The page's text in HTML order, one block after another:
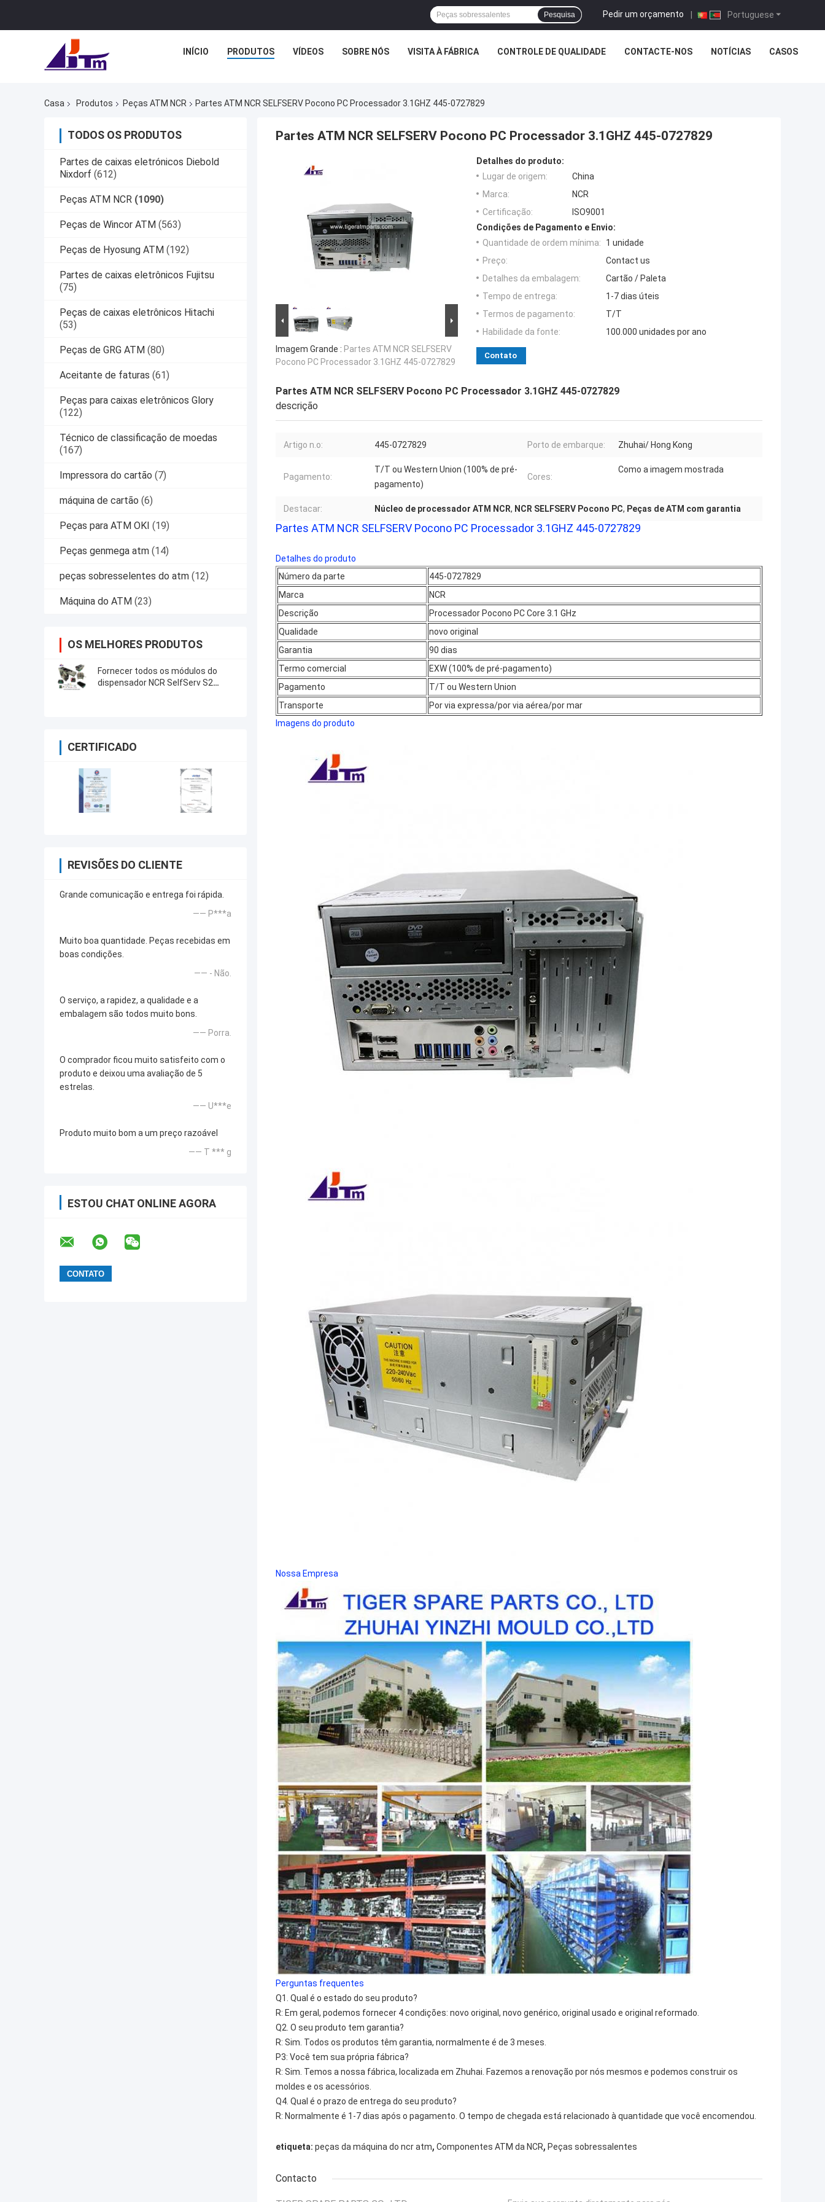
Portuguese
Pedir um orçamento |
Pesquisa
INÍCIO PRODUTOS VÍDEOS SOBRE NÓS VISITA À FÁBRICA CONTROLE DE QUALIDADE CONTACTE-NOS NOTÍCIAS CASOS
Casa Produtos Peças ATM NCR Partes ATM NCR SELFSERV Pocono PC Processador 3.1GHZ 445-0727829
TODOS OS PRODUTOS
Partes de caixas eletrónicos Diebold
Nixdorf (612)
Peças ATM NCR (1090)
Peças de Wincor ATM (563)
Peças de Hyosung ATM (192)
Partes de caixas eletrônicos Fujitsu
(75)
Peças de caixas eletrônicos Hitachi
(53)
Peças de GRG ATM (80)
Aceitante de faturas (61)
Peças para caixas eletrônicos Glory
(122)
Técnico de classificação de moedas
(167)
Impressora do cartão (7)
máquina de cartão (6)
Peças para ATM OKI (19)
Peças genmega atm (14)
peças sobresselentes do atm (12)
Máquina do ATM (23)
OS MELHORES PRODUTOS
Fornecer todos os módulos do
dispensador NCR SelfServ S2
CERTIFICADO
REVISÕES DO CLIENTE
Grande comunicação e entrega foi rápida.
—— P***a
Muito boa quantidade. Peças recebidas em
boas condições.
—— - Não.
O serviço, a rapidez, a qualidade e a
embalagem são todos muito bons.
—— Porra.
O comprador ficou muito satisfeito com o
produto e deixou uma avaliação de 5
estrelas.
—— U***e
Produto muito bom a um preço razoável
—— T *** g
ESTOU CHAT ONLINE AGORA
Partes ATM NCR SELFSERV Pocono PC Processador 3.1GHZ 445-0727829
Imagem Grande : Partes ATM NCR SELFSERV
Pocono PC Processador 3.1GHZ 445-0727829
Detalhes do produto:
Lugar de origem:
China
Marca:
NCR
Certificação:
ISO9001
Condições de Pagamento e Envio:
Quantidade de ordem mínima:
1 unidade
Preço:
Contact us
Detalhes da embalagem:
Cartão / Paleta
Tempo de entrega:
1-7 dias úteis
Termos de pagamento:
T/T
Habilidade da fonte:
100.000 unidades por ano
Contato
Partes ATM NCR SELFSERV Pocono PC Processador 3.1GHZ 445-0727829
descrição
Artigo n.o: 445-0727829 Porto de embarque: Zhuhai/ Hong Kong
Pagamento:
T/T ou Western Union (100% de pré-
pagamento)
Cores:
Como a imagem mostrada
Destacar: Núcleo de processador ATM NCR, NCR SELFSERV Pocono PC, Peças de ATM com garantia
Partes ATM NCR SELFSERV Pocono PC Processador 3.1GHZ 445-0727829
Detalhes do produto
Número da parte
445-0727829
Marca
NCR
Descrição
Processador Pocono PC Core 3.1 GHz
Qualidade
novo original
Garantia
90 dias
Termo comercial
EXW (100% de pré-pagamento)
Pagamento
T/T ou Western Union
Transporte
Por via expressa/por via aérea/por mar
Imagens do produto
Nossa Empresa
Perguntas frequentes
Q1. Qual é o estado do seu produto?
R: Em geral, podemos fornecer 4 condições: novo original, novo genérico, original usado e original reformado.
Q2. O seu produto tem garantia?
R: Sim. Todos os produtos têm garantia, normalmente é de 3 meses.
P3: Você tem sua própria fábrica?
R: Sim. Temos a nossa fábrica, localizada em Zhuhai. Fazemos a renovação por nós mesmos e podemos construir os
moldes e os acessórios.
Q4. Qual é o prazo de entrega do seu produto?
R: Normalmente é 1-7 dias após o pagamento. O tempo de chegada está relacionado à quantidade que você encomendou.
etiqueta: peças da máquina do ncr atm, Componentes ATM da NCR, Peças sobressalentes
Contacto